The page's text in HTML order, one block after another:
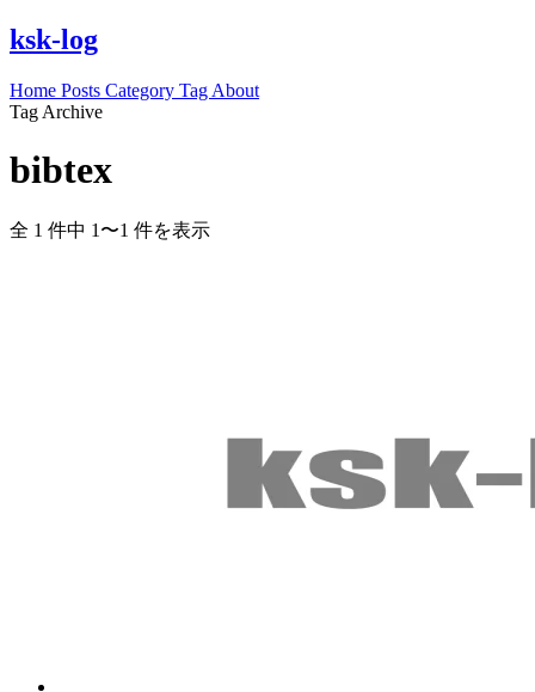
ksk-log
Home Posts Category Tag About
Tag Archive
bibtex
全 1 件中 1〜1 件を表示